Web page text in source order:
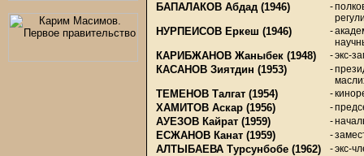
БАПАЛАКОВ Абдад (1946) -
НУРПЕИСОВ Еркеш (1946) -
КАРИБЖАНОВ Жаныбек (1948) -экс-
КАСАНОВ Зиятдин (1953) -
ТЕМЕНОВ Талгат (1954) -
ХАМИТОВ Аскар (1956) -
АУЕЗОВ Кайрат (1959) -
ЕСЖАНОВ Канат (1959) -
АЛТЫБАЕВА Турсунбобе (1962) -экс-